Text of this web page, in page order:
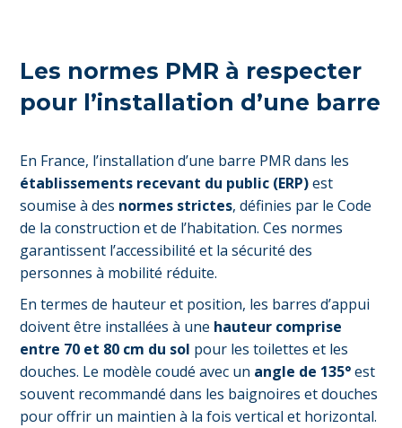
Les normes PMR à respecter
pour l’installation d’une barre
En France, l’installation d’une barre PMR dans les
établissements recevant du public (ERP)est
soumise à des normes strictes, définies par le Code
de la construction et de l’habitation. Ces normes
garantissent l’accessibilité et la sécurité des
personnes à mobilité réduite.
En termes de hauteur et position, les barres d’appui
doivent être installées à une hauteur comprise
entre 70 et 80 cm du sol pour les toilettes et les
douches. Le modèle coudé avec un angle de 135°est
souvent recommandé dans les baignoires et douches
pour offrir un maintien à la fois vertical et horizontal.